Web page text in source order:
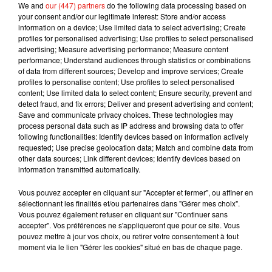
atteindre 20 m de long. Malheureusement l’espèce est
aujourd’hui menacée.
Musique
7 août 2026
Julien Lieb s’essaye à la vie de chatelain
dans son nouveau clip
7 août 2026
Madonna sort enfin le remix de « Love
Sensation » avec Kylie Minogue
We and our (447) partnersdo the following data processing based on
your consent and/or our legitimate interest: Store and/or access
information on a device; Use limited data to select advertising; Create
profiles for personalised advertising; Use profiles to select personalised
advertising; Measure advertising performance; Measure content
performance; Understand audiences through statistics or combinations
of data from different sources; Develop and improve services; Create
profiles to personalise content; Use profiles to select personalised
content; Use limited data to select content; Ensure security, prevent and
detect fraud, and fix errors; Deliver and present advertising and content;
Save and communicate privacy choices. These technologies may
process personal data such as IP address and browsing data to offer
following functionalities: Identify devices based on information actively
requested; Use precise geolocation data; Match and combine data from
other data sources; Link different devices; Identify devices based on
information transmitted automatically.
Vous pouvez accepter en cliquant sur "Accepter et fermer", ou affiner en
sélectionnant les finalités et/ou partenaires dans "Gérer mes choix".
Vous pouvez également refuser en cliquant sur "Continuer sans
accepter". Vos préférences ne s'appliqueront que pour ce site. Vous
pouvez mettre à jour vos choix, ou retirer votre consentement à tout
moment via le lien "Gérer les cookies" situé en bas de chaque page.